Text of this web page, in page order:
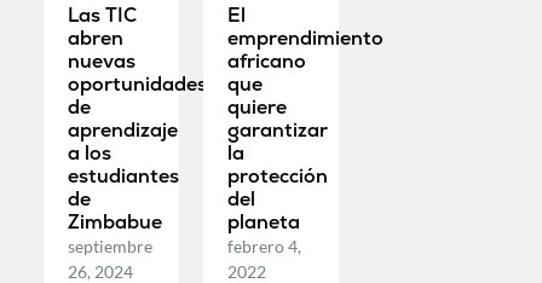
Las TIC
abren
nuevas
oportunidades
de
aprendizaje
a los
estudiantes
de
Zimbabue
septiembre
26, 2024
El
emprendimiento
africano
que
quiere
garantizar
la
protección
del
planeta
febrero 4,
2022